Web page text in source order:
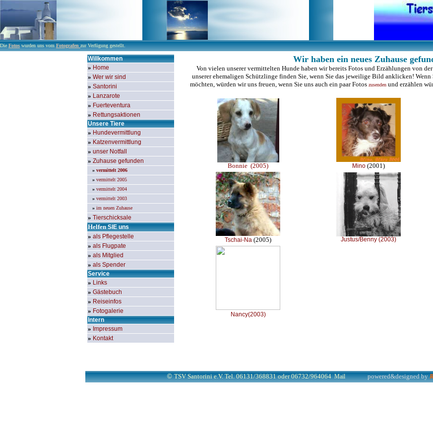
DieFotoswurden uns vomFotografenzur Verfügung gestellt.
Willkommen
» Home
» Wer wir sind
» Santorini
» Lanzarote
» Fuerteventura
» Rettungsaktionen
Unsere Tiere
» Hundevermittlung
» Katzenvermittlung
» unser Notfall
» Zuhause gefunden
» vermittelt 2006
» vermittelt 2005
» vermittelt 2004
» vermittelt 2003
» im neuen Zuhause
» Tierschicksale
HelfenSIEuns
» als Pflegestelle
» als Flugpate
» als Mitglied
» als Spender
Service
» Links
» Gästebuch
» Reiseinfos
» Fotogalerie
Intern
» Impressum
» Kontakt
Wir haben ein neues Zuhause
Von vielen unserer vermittelten Hunde haben wir bereits Fotos und Erzählungen von
unserer ehemaligen Schützlinge finden Sie, wenn Sie das jeweilige Bild anklicken!
möchten, würden wir uns freuen, wenn Sie uns auch ein paar Fotos zusenden und erzählen
Bonnie (2005) Mino (2001)
Tschai-Na (2005) Justus/Benny (2003)
Nancy(2003)
©TSV Santorini e.V. Tel. 06131/368831 oder 06732/964064Mail powered&designed by